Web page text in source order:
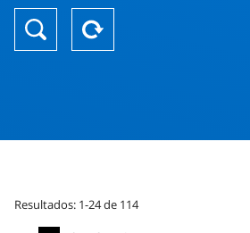
Resultados: 1-24 de 114